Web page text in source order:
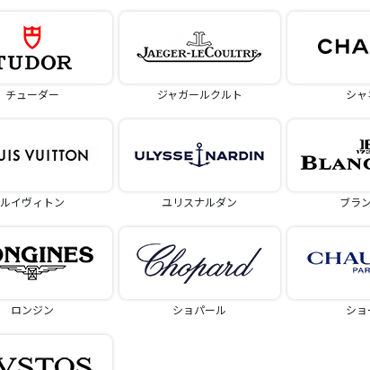
チューダー ジャガールクルト シ
ルイヴィトン ユリスナルダン ブラ
ロンジン ショパール シ